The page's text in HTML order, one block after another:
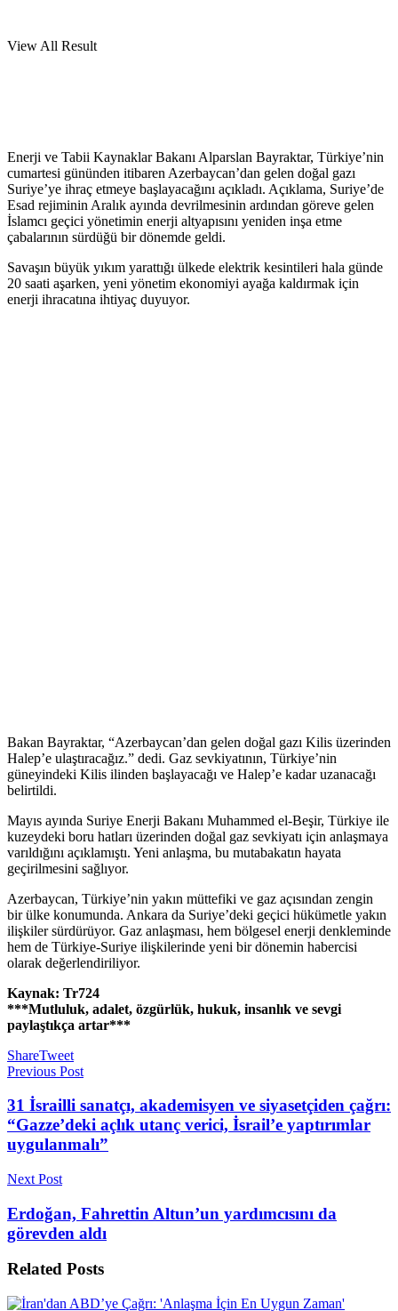
View All Result
Enerji ve Tabii Kaynaklar Bakanı Alparslan Bayraktar, Türkiye’nin
cumartesi gününden itibaren Azerbaycan’dan gelen doğal gazı
Suriye’ye ihraç etmeye başlayacağını açıkladı. Açıklama, Suriye’de
Esad rejiminin Aralık ayında devrilmesinin ardından göreve gelen
İslamcı geçici yönetimin enerji altyapısını yeniden inşa etme
çabalarının sürdüğü bir dönemde geldi.
Savaşın büyük yıkım yarattığı ülkede elektrik kesintileri hala günde
20 saati aşarken, yeni yönetim ekonomiyi ayağa kaldırmak için
enerji ihracatına ihtiyaç duyuyor.
Bakan Bayraktar, “Azerbaycan’dan gelen doğal gazı Kilis üzerinden
Halep’e ulaştıracağız.” dedi. Gaz sevkiyatının, Türkiye’nin
güneyindeki Kilis ilinden başlayacağı ve Halep’e kadar uzanacağı
belirtildi.
Mayıs ayında Suriye Enerji Bakanı Muhammed el-Beşir, Türkiye ile
kuzeydeki boru hatları üzerinden doğal gaz sevkiyatı için anlaşmaya
varıldığını açıklamıştı. Yeni anlaşma, bu mutabakatın hayata
geçirilmesini sağlıyor.
Azerbaycan, Türkiye’nin yakın müttefiki ve gaz açısından zengin
bir ülke konumunda. Ankara da Suriye’deki geçici hükümetle yakın
ilişkiler sürdürüyor. Gaz anlaşması, hem bölgesel enerji denkleminde
hem de Türkiye-Suriye ilişkilerinde yeni bir dönemin habercisi
olarak değerlendiriliyor.
Kaynak: Tr724
***Mutluluk, adalet, özgürlük, hukuk, insanlık ve sevgi
paylaştıkça artar***
ShareTweet
Previous Post
31 İsrailli sanatçı, akademisyen ve siyasetçiden çağrı:
“Gazze’deki açlık utanç verici, İsrail’e yaptırımlar
uygulanmalı”
Next Post
Erdoğan, Fahrettin Altun’un yardımcısını da
görevden aldı
Related Posts